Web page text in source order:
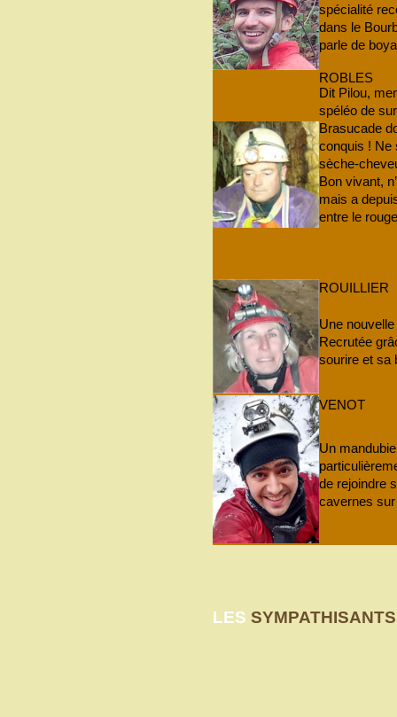
spécialité
dans le
parle de
ROBLES
Dit Pilou,
spéléo de
Brasucade
conquis ! Ne
sèche-
Bon vivant,
mais a
entre le
ROUILLIER
Une
Recrutée
sourire et sa
VENOT
Un
de rejoindre
cavernes
LES SYMPATHISANTS